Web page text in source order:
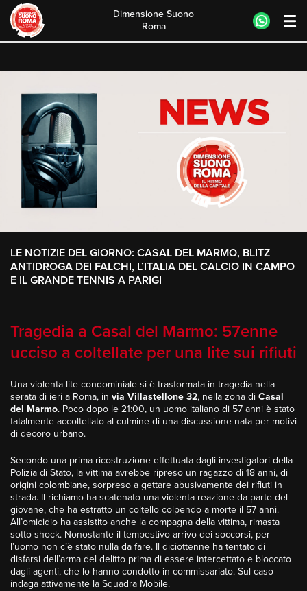
content
Dimensione Suono
Roma
LE NOTIZIE DEL GIORNO: CASAL DEL MARMO, BLITZ
ANTIDROGA DEI FALCHI, L’ITALIA DEL CALCIO IN CAMPO
E IL GRANDE TENNIS A PARIGI
Tragedia a Casal del Marmo: 57enne
ucciso a coltellate per una lite sui rifiuti
Una violenta lite condominiale si è trasformata in tragedia nella
serata di ieri a Roma, in via Villastellone 32, nella zona di Casal
del Marmo. Poco dopo le 21:00, un uomo italiano di 57 anni è stato
fatalmente accoltellato al culmine di una discussione nata per motivi
di decoro urbano.
Secondo una prima ricostruzione effettuata dagli investigatori della
Polizia di Stato, la vittima avrebbe ripreso un ragazzo di 18 anni, di
origini colombiane, sorpreso a gettare abusivamente dei rifiuti in
strada. Il richiamo ha scatenato una violenta reazione da parte del
giovane, che ha estratto un coltello colpendo a morte il 57 anni.
All’omicidio ha assistito anche la compagna della vittima, rimasta
sotto shock. Nonostante il tempestivo arrivo dei soccorsi, per
l’uomo non c’è stato nulla da fare. Il diciottenne ha tentato di
disfarsi dell’arma del delitto prima di essere intercettato e bloccato
dagli agenti, che lo hanno condotto in commissariato. Sul caso
indaga attivamente la Squadra Mobile.